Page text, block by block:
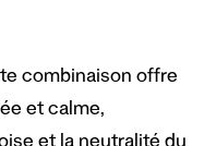
combinaison offre
et calme,